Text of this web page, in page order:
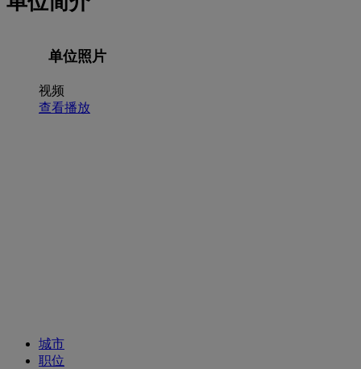
单位照片
视频
查看播放
城市
职位